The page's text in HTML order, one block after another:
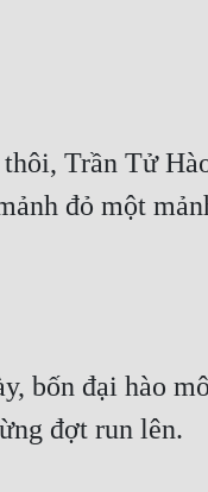
Trần Tử
đỏ một
bốn đại hào
đợt run lên.